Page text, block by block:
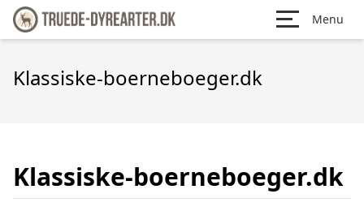
Menu
Klassiske-boerneboeger.dk
Klassiske-boerneboeger.dk